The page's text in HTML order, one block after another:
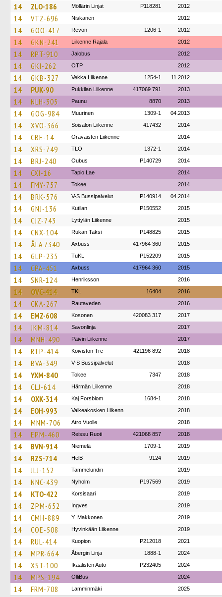
14 ZLO-186 Möllärin Linjat P118281 2012
14 VTZ-696 Niskanen 2012
14 GOO-417 Revon 1206-1 2012
14 GKN-241 Liikenne Rajala 2012
14 RPT-910 Jalobus 2012
14 GKI-262 OTP 2012
14 GKB-327 Vekka Liikenne 1254-1 11.2012
14 PUK-90 Pukkilan Liikenne 417069 791 2013
14 NLH-305 Paunu 8870 2013
14 GOG-984 Muurinen 1309-1 04.2013
14 XVO-366 Soisalon Liikenne 417432 2014
14 CBE-14 Oravaisten Liikenne 2014
14 XRS-749 TLO 1372-1 2014
14 BRJ-240 Oubus P140729 2014
14 CXI-16 Tapio Lae 2014
14 FMY-757 Tokee 2014
14 BRK-576 V-S Bussipalvelut P140914 04.2014
14 GNJ-136 Kutilan P150552 2015
14 CJZ-743 Lyttylän Liikenne 2015
14 CNX-104 Rukan Taksi P148825 2015
14 ÅLA 7340 Axbuss 417964 360 2015
14 GLP-235 TuKL P152209 2015
14 CPA-451 Axbuss 417964 360 2015
14 SNR-124 Henriksson 2016
14 OVC-414 TKL 16404 2016
14 CKA-267 Rautaveden 2016
14 EMZ-608 Kosonen 420083 317 2017
14 JKM-814 Savonlinja 2017
14 MNH-490 Päivin Liikenne 2017
14 RTP-414 Koiviston Tre 421196 892 2018
14 BVA-349 V-S Bussipalvelut 2018
14 YXM-840 Tokee 7347 2018
14 CLJ-614 Härmän Liikenne 2018
14 OXK-314 Kaj Forsblom 1684-1 2018
14 EOH-993 Valkeakosken Liikenn 2018
14 MNM-706 Atro Vuolle 2018
14 EPM-460 Reissu Ruoti 421068 857 2018
14 BVN-914 Niemelä 1709-1 2019
14 RZS-714 HelB 9124 2019
14 JLJ-152 Tammelundin 2019
14 NNC-439 Nyholm P197569 2019
14 KTO-422 Korsisaari 2019
14 ZPM-652 Ingves 2019
14 CMH-889 Y. Makkonen 2019
14 COE-508 Hyvinkään Liikenne 2019
14 RUL-414 Kuopion P212018 2021
14 MPR-664 Åbergin Linja 1888-1 2024
14 XST-100 Ikaalisten Auto P232405 2024
14 MPS-194 OlliBus 2024
14 FRM-708 Lamminmäki 2025